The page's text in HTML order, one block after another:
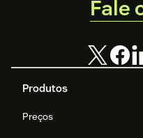
Produtos
Preços
Fale